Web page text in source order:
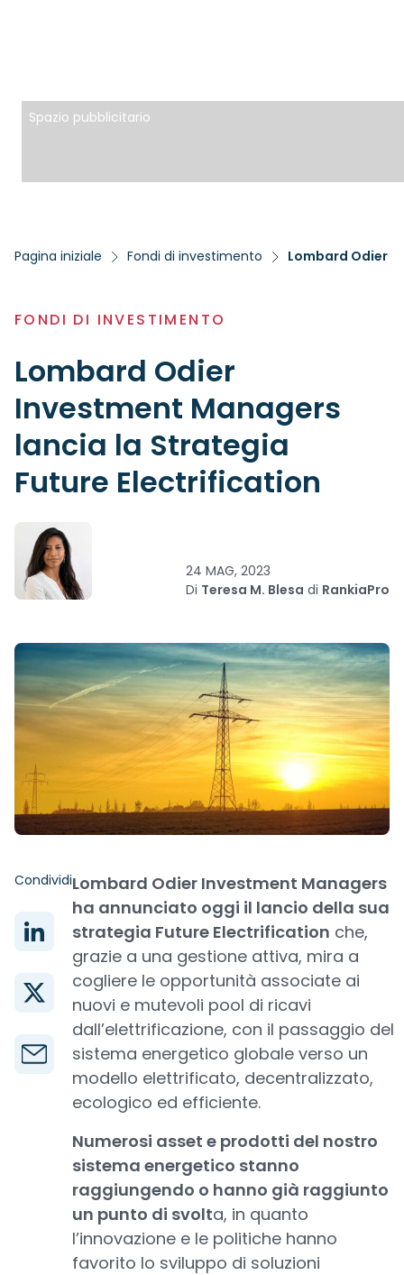
Spazio pubblicitario
Pagina iniziale Fondi di investimento Lombard Odier
FONDI DI INVESTIMENTO
Lombard Odier
Investment Managers
lancia la Strategia
Future Electrification
24 MAG, 2023
Di Teresa M. Blesa di RankiaPro
CondividiLombard Odier Investment Managers
ha annunciato oggi il lancio della sua
strategia Future Electrification che,
grazie a una gestione attiva, mira a
cogliere le opportunità associate ai
nuovi e mutevoli pool di ricavi
dall’elettrificazione, con il passaggio del
sistema energetico globale verso un
modello elettrificato, decentralizzato,
ecologico ed efficiente.
Numerosi asset e prodotti del nostro
sistema energetico stanno
raggiungendo o hanno già raggiunto
un punto di svolta, in quanto
l’innovazione e le politiche hanno
favorito lo sviluppo di soluzioni